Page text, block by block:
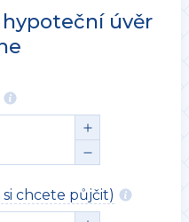
úvěr
chcete půjčit)